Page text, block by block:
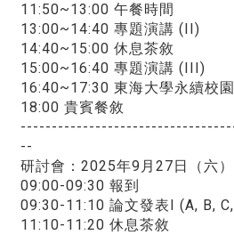
11:50~13:00 午餐時間
13:00~14:40 專題演講 (II)
14:40~15:00 休息茶敘
15:00~16:40 專題演講 (III)
16:40~17:30 東海大學永續校
18:00 貴賓餐敘
--
研討會：2025年9月27日（六）
09:00-09:30 報到
09:30-11:10 論文發表I (A, B,
11:10-11:20 休息茶敘